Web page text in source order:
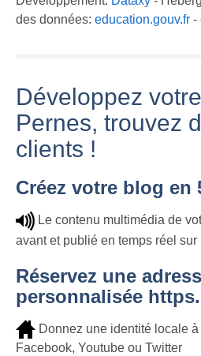
des données: education.gouv.fr -
Développez
Pernes, trouvez
clients !
Créez votre blog en
Le contenu multimédia de
avant et publié en temps réel
Réservez une
personnalisée
Donnez une identité locale
Facebook, Youtube ou Twitter